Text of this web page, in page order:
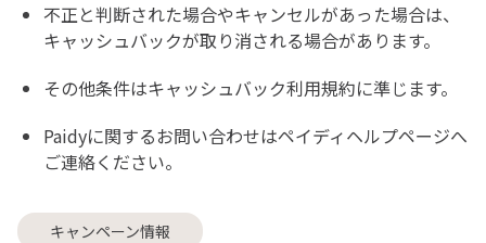
不正と判断された場合やキャンセルがあった場合は、
キャッシュバックが取り消される場合があります。
その他条件はキャッシュバック利用規約に準じます。
Paidyに関するお問い合わせはペイディヘルプページへ
ご連絡ください。
キャンペーン情報